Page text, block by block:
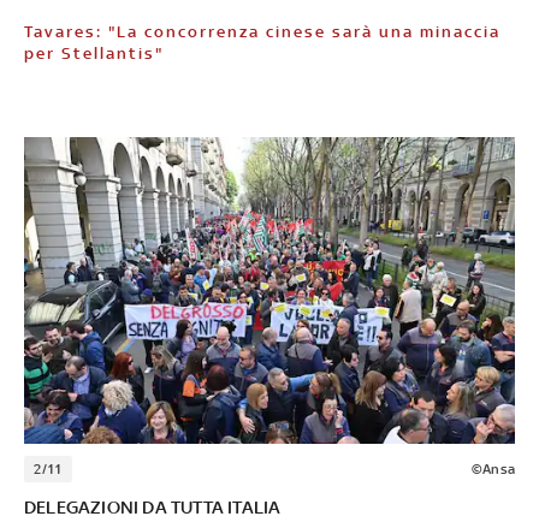
Tavares: "La concorrenza cinese sarà una minaccia
per Stellantis"
2/11 ©Ansa
DELEGAZIONI DA TUTTA ITALIA